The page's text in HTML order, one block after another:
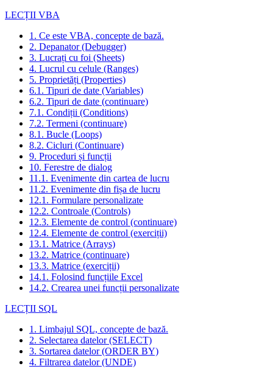
LECȚII VBA
1. Ce este VBA, concepte de bază.
2. Depanator (Debugger)
3. Lucrați cu foi (Sheets)
4. Lucrul cu celule (Ranges)
5. Proprietăți (Properties)
6.1. Tipuri de date (Variables)
6.2. Tipuri de date (continuare)
7.1. Condiții (Conditions)
7.2. Termeni (continuare)
8.1. Bucle (Loops)
8.2. Cicluri (Continuare)
9. Proceduri și funcții
10. Ferestre de dialog
11.1. Evenimente din cartea de lucru
11.2. Evenimente din fișa de lucru
12.1. Formulare personalizate
12.2. Controale (Controls)
12.3. Elemente de control (continuare)
12.4. Elemente de control (exerciții)
13.1. Matrice (Arrays)
13.2. Matrice (continuare)
13.3. Matrice (exerciții)
14.1. Folosind funcțiile Excel
14.2. Crearea unei funcții personalizate
LECȚII SQL
1. Limbajul SQL, concepte de bază.
2. Selectarea datelor (SELECT)
3. Sortarea datelor (ORDER BY)
4. Filtrarea datelor (UNDE)